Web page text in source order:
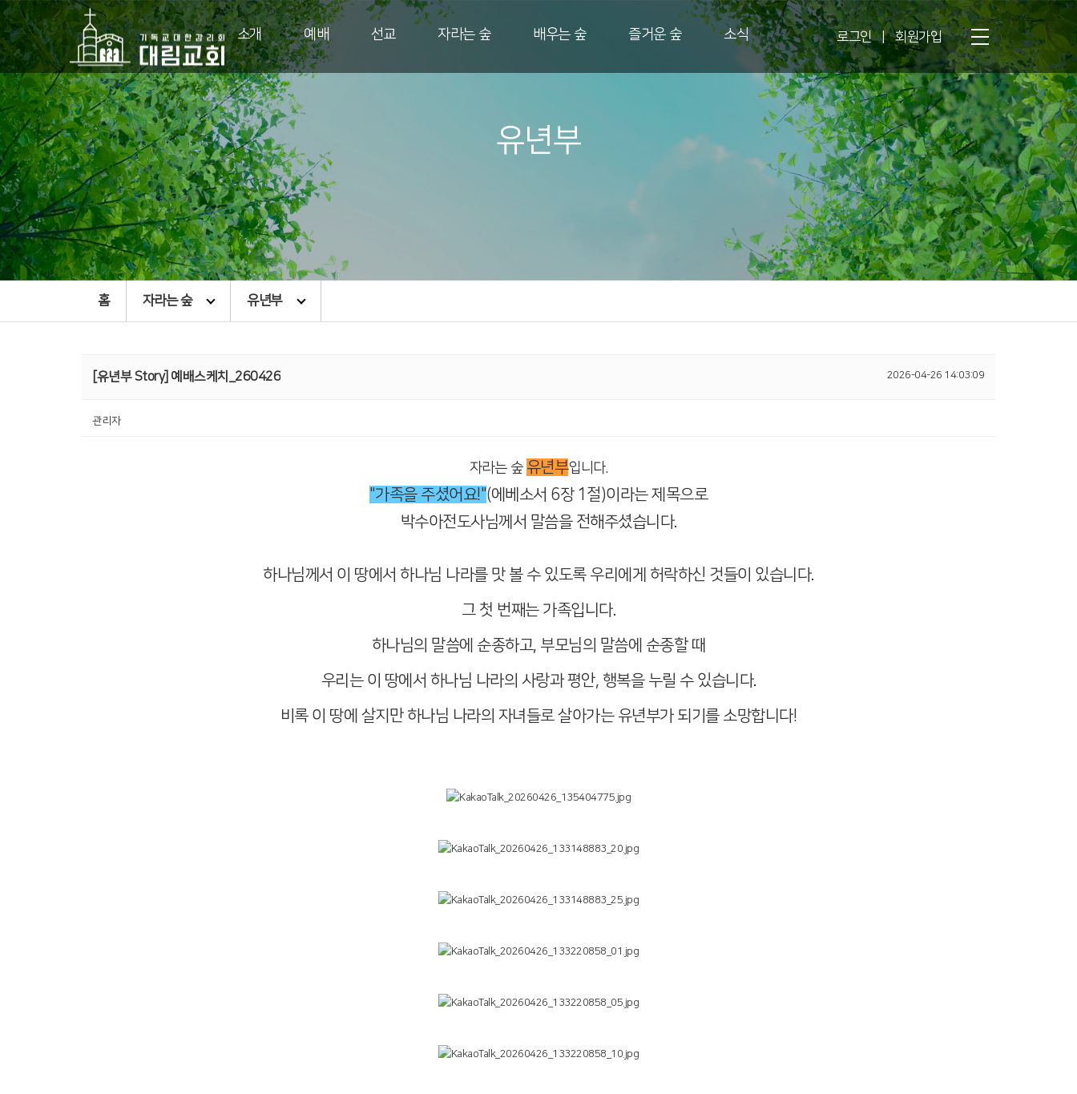
로그인 | 회원가입
소개 예배 선교 자라는 숲 배우는 숲 즐거운 숲 소식
유년부
홈 자라는 숲 유년부
[유년부 Story] 예배스케치_260426 2026-04-26 14:03:09
관리자
자라는 숲 유년부입니다.
"가족을 주셨어요!"(에베소서 6장 1절)이라는 제목으로
박수아전도사님께서 말씀을 전해주셨습니다.
하나님께서 이 땅에서 하나님 나라를 맛 볼 수 있도록 우리에게 허락하신 것들이 있습니다.
그 첫 번째는 가족입니다.
하나님의 말씀에 순종하고, 부모님의 말씀에 순종할 때
우리는 이 땅에서 하나님 나라의 사랑과 평안, 행복을 누릴 수 있습니다.
비록 이 땅에 살지만 하나님 나라의 자녀들로 살아가는 유년부가 되기를 소망합니다!